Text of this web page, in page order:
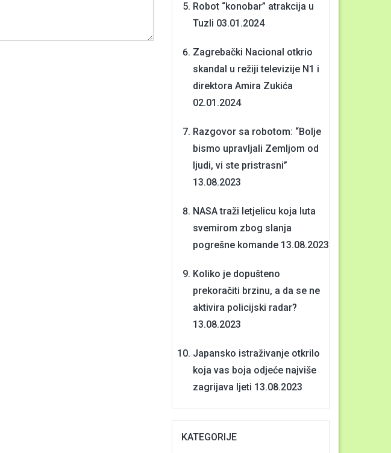
Robot “konobar” atrakcija u
Tuzli 03.01.2024
Zagrebački Nacional otkrio
skandal u režiji televizije N1 i
direktora Amira Zukića
02.01.2024
Razgovor sa robotom: “Bolje
bismo upravljali Zemljom od
ljudi, vi ste pristrasni”
13.08.2023
NASA traži letjelicu koja luta
svemirom zbog slanja
pogrešne komande 13.08.2023
Koliko je dopušteno
prekoračiti brzinu, a da se ne
aktivira policijski radar?
13.08.2023
Japansko istraživanje otkrilo
koja vas boja odjeće najviše
zagrijava ljeti 13.08.2023
KATEGORIJE